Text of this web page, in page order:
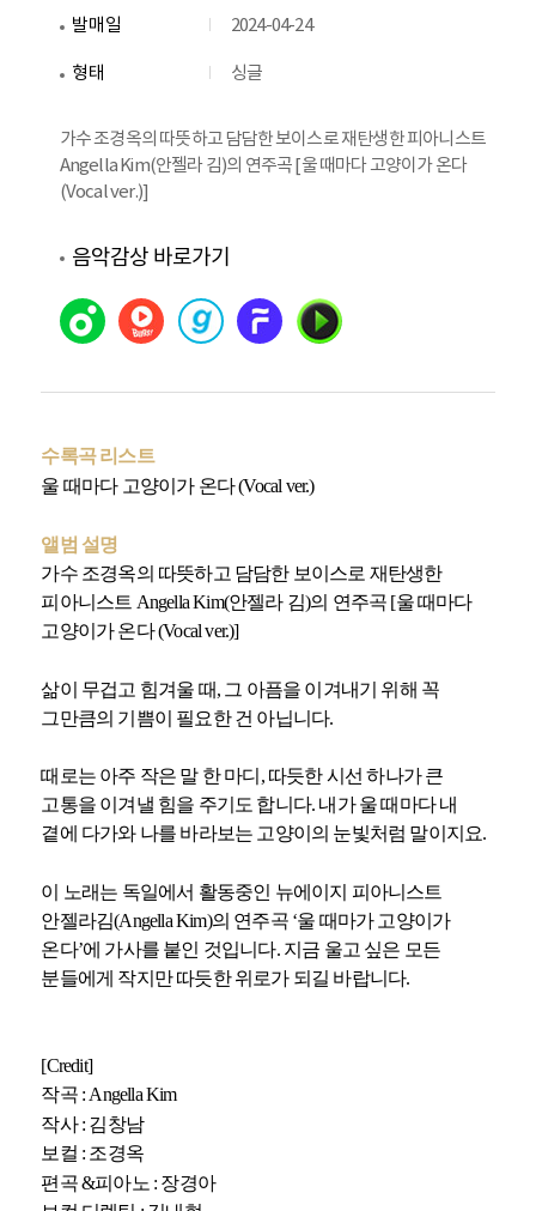
발매일 2024-04-24
형태 싱글
가수 조경옥의 따뜻하고 담담한 보이스로 재탄생한 피아니스트
Angella Kim(안젤라 김)의 연주곡 [울 때마다 고양이가 온다
(Vocal ver.)]
음악감상 바로가기
수록곡 리스트
울 때마다 고양이가 온다 (Vocal ver.)
앨범 설명
가수 조경옥의 따뜻하고 담담한 보이스로 재탄생한
피아니스트 Angella Kim(안젤라 김)의 연주곡 [울 때마다
고양이가 온다 (Vocal ver.)]
​삶이 무겁고 힘겨울 때, 그 아픔을 이겨내기 위해 꼭
그만큼의 기쁨이 필요한 건 아닙니다.
때로는 아주 작은 말 한 마디, 따듯한 시선 하나가 큰
고통을 이겨낼 힘을 주기도 합니다. 내가 울 때마다 내
곁에 다가와 나를 바라보는 고양이의 눈빛처럼 말이지요.
이 노래는 독일에서 활동중인 뉴에이지 피아니스트
안젤라김(Angella Kim)의 연주곡 ‘울 때마가 고양이가
온다’에 가사를 붙인 것입니다. 지금 울고 싶은 모든
분들에게 작지만 따듯한 위로가 되길 바랍니다.
[Credit]
작곡 : Angella Kim
작사 : 김창남
보컬 : 조경옥
편곡 &피아노 : 장경아